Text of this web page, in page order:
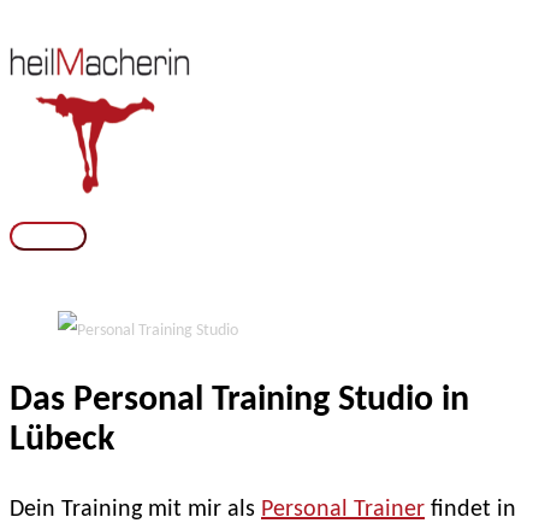
Inhalt
springen
Hauptmenü
Das Personal Training Studio in
Lübeck
Dein Training mit mir als Personal Trainer findet in